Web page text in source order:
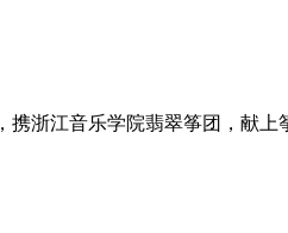
，携浙江音乐学院翡翠筝团，献上